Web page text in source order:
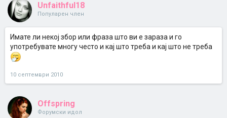
Unfaithful18
Популарен член
Имате ли некој збор или фраза што ви е зараза и го
употребувате многу често и кај што треба и кај што не треба
10 септември 2010
Offspring
Форумски идол